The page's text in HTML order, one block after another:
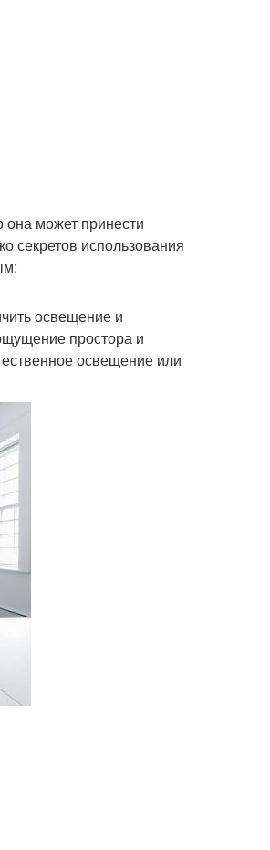
она может принести
секретов использования
освещение и
простора и
освещение или